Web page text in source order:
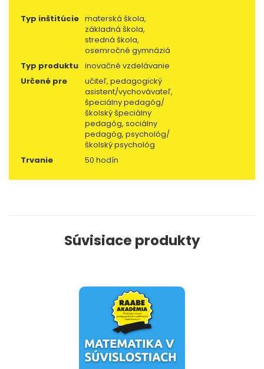
Typ inštitúcie materská škola,
základná škola,
stredná škola,
osemročné gymnáziá
Typ produktu inovačné vzdelávanie
Určené pre
učiteľ, pedagogický
asistent/vychovávateľ,
špeciálny pedagóg/
školský špeciálny
pedagóg, sociálny
pedagóg, psychológ/
školský psychológ
Trvanie
50 hodín
Súvisiace produkty